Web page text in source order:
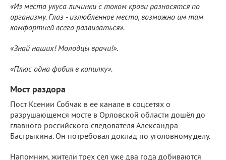
«Из места укуса личинки с током крови разносятся по
организму. Глаз - излюбленное место, возможно им там
комфортней всего развиваться».
«Знай наших! Молодцы врачи!».
«Плюс одна фобия в копилку».
Мост раздора
Пост Ксении Собчак в ее канале в соцсетях о
разрушающемся мосте в Орловской области дошёл до
главного российского следователя Александра
Бастрыкина. Он потребовал доклад по уголовному делу.
Напомним, жители трех сел уже два года добиваются